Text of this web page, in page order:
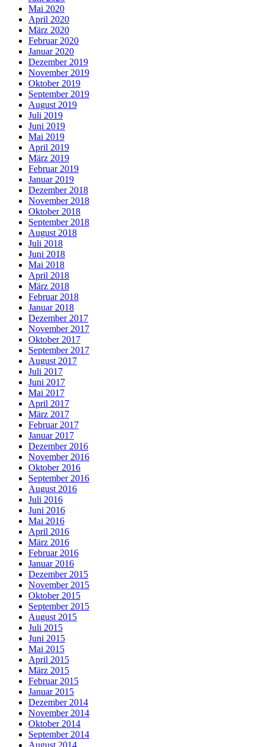
Mai 2020
April 2020
März 2020
Februar 2020
Januar 2020
Dezember 2019
November 2019
Oktober 2019
September 2019
August 2019
Juli 2019
Juni 2019
Mai 2019
April 2019
März 2019
Februar 2019
Januar 2019
Dezember 2018
November 2018
Oktober 2018
September 2018
August 2018
Juli 2018
Juni 2018
Mai 2018
April 2018
März 2018
Februar 2018
Januar 2018
Dezember 2017
November 2017
Oktober 2017
September 2017
August 2017
Juli 2017
Juni 2017
Mai 2017
April 2017
März 2017
Februar 2017
Januar 2017
Dezember 2016
November 2016
Oktober 2016
September 2016
August 2016
Juli 2016
Juni 2016
Mai 2016
April 2016
März 2016
Februar 2016
Januar 2016
Dezember 2015
November 2015
Oktober 2015
September 2015
August 2015
Juli 2015
Juni 2015
Mai 2015
April 2015
März 2015
Februar 2015
Januar 2015
Dezember 2014
November 2014
Oktober 2014
September 2014
August 2014